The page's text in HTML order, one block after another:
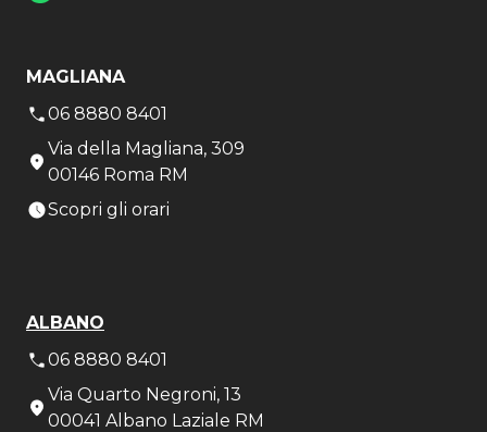
MAGLIANA
06 8880 8401
Via della Magliana, 309
00146 Roma RM
Scopri gli orari
ALBANO
06 8880 8401
Via Quarto Negroni, 13
00041 Albano Laziale RM